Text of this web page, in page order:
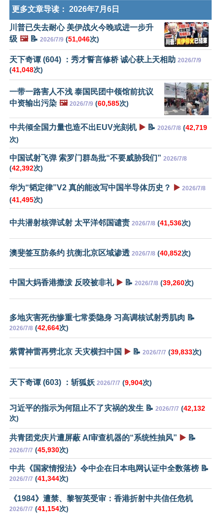
更多文章导读： 2026年7月6日
川普已失去耐心 美伊战火今晚或进一步升
级 🖼️📝 2026/7/9 (51,046次)
天下奇谭 (604) ：秀才誓言修桥 诚心获上天相助 2026/7/9
(41,048次)
一带一路害人不浅 泰国民团中领馆前抗议
中资输出污染 🖼️ 2026/7/9 (60,585次)
中共倾全国力量也造不出EUV光刻机 ▶️ 📝 2026/7/8 (42,719
次)
中国试射飞弹 索罗门群岛批“不要威胁我们” 2026/7/8
(42,392次)
华为“韬定律”V2 真的能改写中国半导体历史？ ▶️ 2026/7/8
(41,495次)
中共潜射核弹试射 太平洋邻国谴责 2026/7/8 (41,536次)
澳斐签互防条约 抗衡北京区域渗透 2026/7/8 (40,852次)
中国大妈香港撒泼 反咬被非礼 ▶️ 📝 2026/7/8 (39,260次)
多地灾害死伤惨重七常委隐身 习高调核试射秀肌肉 📝
2026/7/8 (42,664次)
紫霄神雷再劈北京 天灾横扫中国 ▶️ 📝 2026/7/7 (39,833次)
天下奇谭 (603) ：斩狐妖 2026/7/7 (9,904次)
习近平的指示为何阻止不了灾祸的发生 📝 2026/7/7 (42,132
次)
共青团党庆片遭屏蔽 AI审查机器的“系统性抽风” ▶️ 📝
2026/7/7 (45,930次)
中共《国家情报法》令中企在日本电网认证中全数落榜 📝
2026/7/7 (41,344次)
《1984》遭禁、黎智英受审：香港折射中共信任危机
2026/7/7 (41,154次)